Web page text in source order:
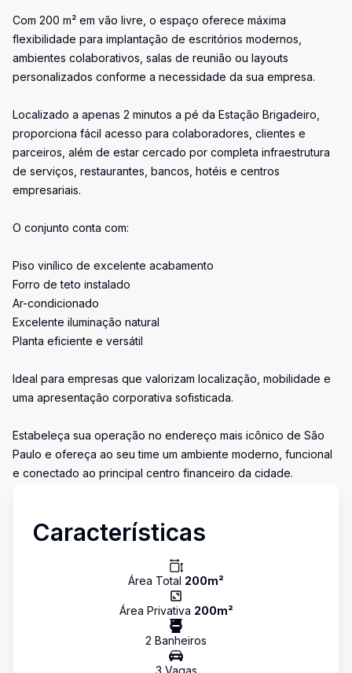
Com 200 m² em vão livre, o espaço oferece máxima
flexibilidade para implantação de escritórios modernos,
ambientes colaborativos, salas de reunião ou layouts
personalizados conforme a necessidade da sua empresa.
Localizado a apenas 2 minutos a pé da Estação Brigadeiro,
proporciona fácil acesso para colaboradores, clientes e
parceiros, além de estar cercado por completa infraestrutura
de serviços, restaurantes, bancos, hotéis e centros
empresariais.
O conjunto conta com:
Piso vinílico de excelente acabamento
Forro de teto instalado
Ar-condicionado
Excelente iluminação natural
Planta eficiente e versátil
Ideal para empresas que valorizam localização, mobilidade e
uma apresentação corporativa sofisticada.
Estabeleça sua operação no endereço mais icônico de São
Paulo e ofereça ao seu time um ambiente moderno, funcional
e conectado ao principal centro financeiro da cidade.
Características
Área Total 200m²
Área Privativa 200m²
2 Banheiros
3 Vagas